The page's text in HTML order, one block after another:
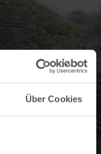
Über Cookies